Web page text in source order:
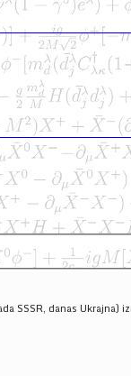
SSSR, danas